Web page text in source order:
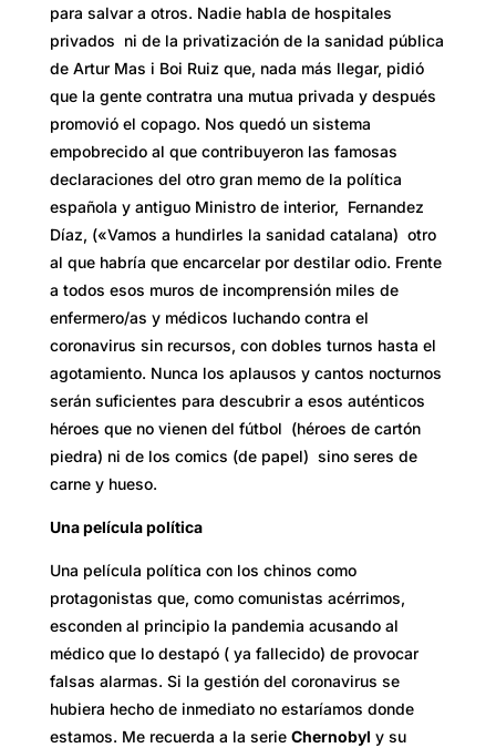
para salvar a otros. Nadie habla de hospitales
privados ni de la privatización de la sanidad pública
de Artur Mas i Boi Ruiz que, nada más llegar, pidió
que la gente contratra una mutua privada y después
promovió el copago. Nos quedó un sistema
empobrecido al que contribuyeron las famosas
declaraciones del otro gran memo de la política
española y antiguo Ministro de interior, Fernandez
Díaz, («Vamos a hundirles la sanidad catalana) otro
al que habría que encarcelar por destilar odio. Frente
a todos esos muros de incomprensión miles de
enfermero/as y médicos luchando contra el
coronavirus sin recursos, con dobles turnos hasta el
agotamiento. Nunca los aplausos y cantos nocturnos
serán suficientes para descubrir a esos auténticos
héroes que no vienen del fútbol (héroes de cartón
piedra) ni de los comics (de papel) sino seres de
carne y hueso.
Una película política
Una película política con los chinos como
protagonistas que, como comunistas acérrimos,
esconden al principio la pandemia acusando al
médico que lo destapó ( ya fallecido) de provocar
falsas alarmas. Si la gestión del coronavirus se
hubiera hecho de inmediato no estaríamos donde
estamos. Me recuerda a la serie Chernobyl y su